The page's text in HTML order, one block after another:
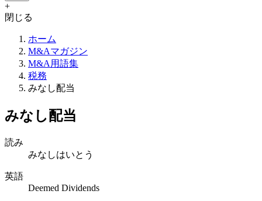
+
閉じる
ホーム
M&Aマガジン
M&A用語集
税務
みなし配当
みなし配当
読み
みなしはいとう
英語
Deemed Dividends